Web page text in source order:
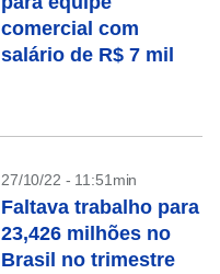
comercial com
salário de R$ 7 mil
27/10/22 - 11:51min
Faltava trabalho para
23,426 milhões no
Brasil no trimestre